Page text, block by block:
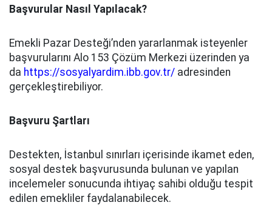
Başvurular Nasıl Yapılacak?
Emekli Pazar Desteği’nden yararlanmak isteyenler
başvurularını Alo 153 Çözüm Merkezi üzerinden ya
da https://sosyalyardim.ibb.gov.tr/ adresinden
gerçekleştirebiliyor.
Başvuru Şartları
Destekten, İstanbul sınırları içerisinde ikamet eden,
sosyal destek başvurusunda bulunan ve yapılan
incelemeler sonucunda ihtiyaç sahibi olduğu tespit
edilen emekliler faydalanabilecek.